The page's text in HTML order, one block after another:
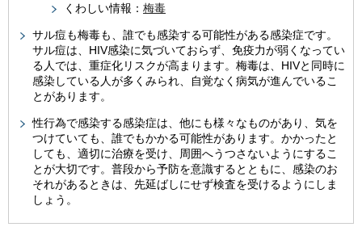
くわしい情報： 梅毒
サル痘も梅毒も、誰でも感染する可能性がある感染症です。
サル痘は、HIV感染に気づいておらず、免疫力が弱くなってい
る人では、重症化リスクが高まります。梅毒は、HIVと同時に
感染している人が多くみられ、自覚なく病気が進んでいるこ
とがあります。
性行為で感染する感染症は、他にも様々なものがあり、気を
つけていても、誰でもかかる可能性があります。かかったと
しても、適切に治療を受け、周囲へうつさないようにするこ
とが大切です。普段から予防を意識するとともに、感染のお
それがあるときは、先延ばしにせず検査を受けるようにしま
しょう。